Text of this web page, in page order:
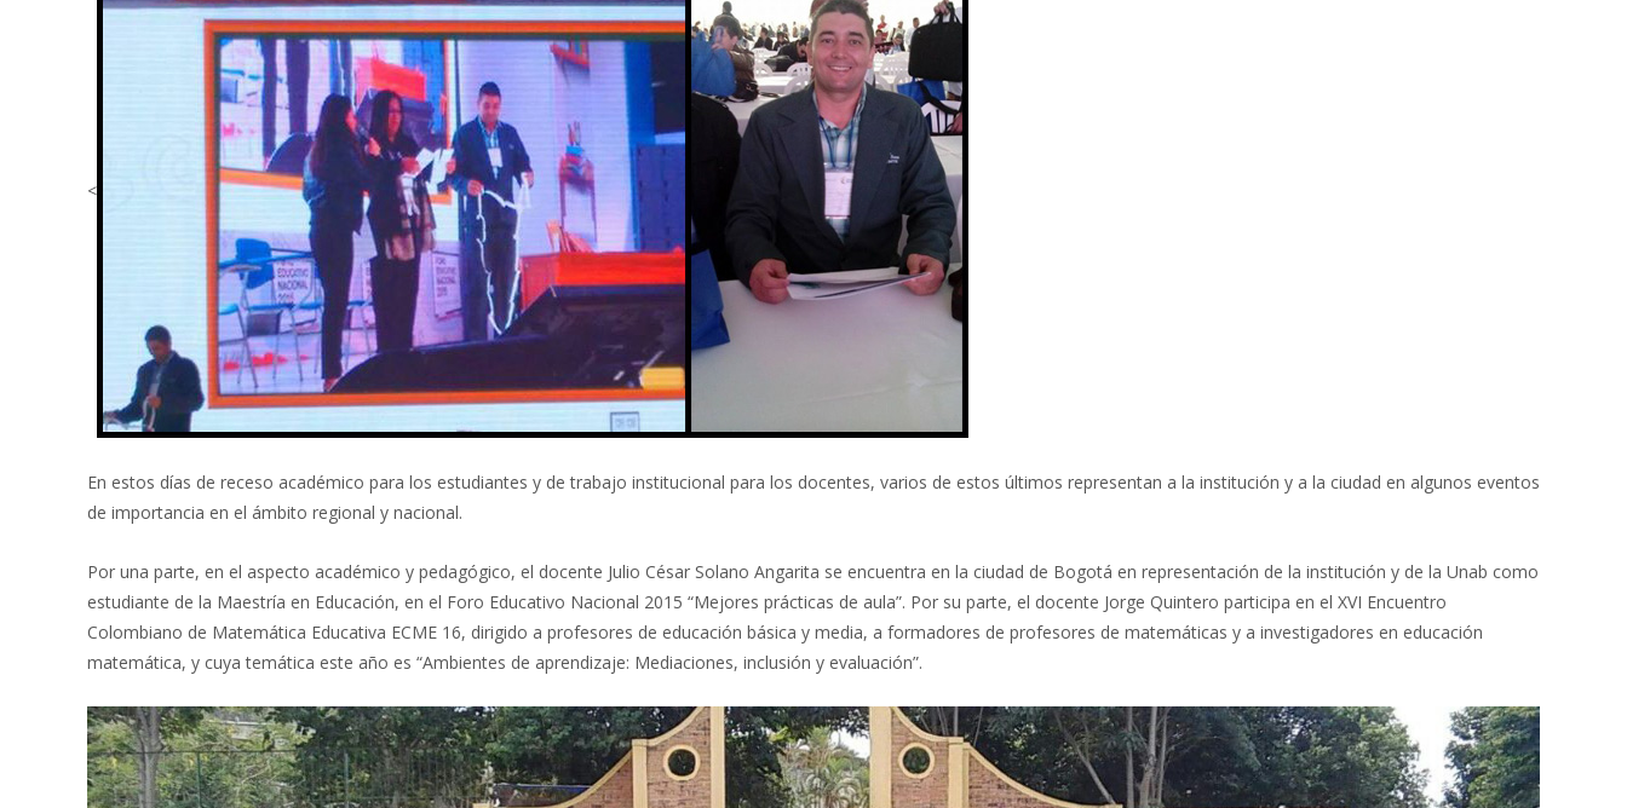
<
En estos días de receso académico para los estudiantes y de trabajo institucional para los docentes, varios de estos últimos representan a la institución y a la ciudad en algunos eventos
de importancia en el ámbito regional y nacional.
Por una parte, en el aspecto académico y pedagógico, el docente Julio César Solano Angarita se encuentra en la ciudad de Bogotá en representación de la institución y de la Unab como
estudiante de la Maestría en Educación, en el Foro Educativo Nacional 2015 “Mejores prácticas de aula”. Por su parte, el docente Jorge Quintero participa en el XVI Encuentro
Colombiano de Matemática Educativa ECME 16, dirigido a profesores de educación básica y media, a formadores de profesores de matemáticas y a investigadores en educación
matemática, y cuya temática este año es “Ambientes de aprendizaje: Mediaciones, inclusión y evaluación”.